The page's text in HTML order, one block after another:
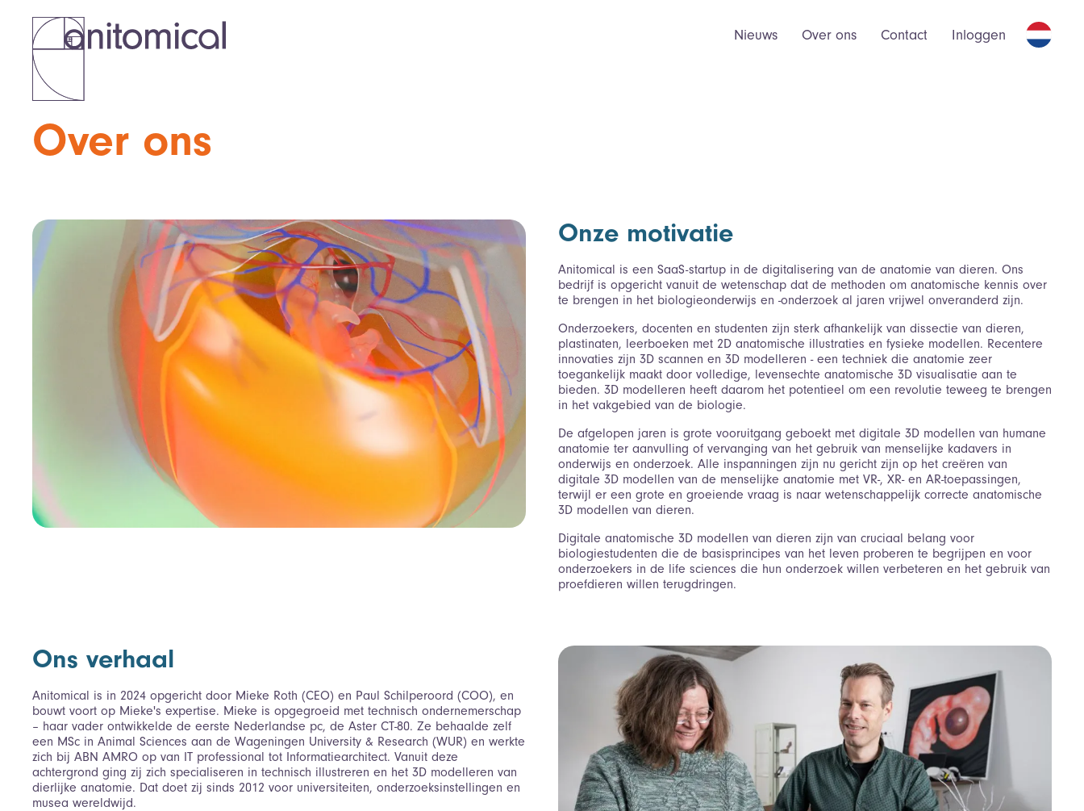
Nieuws Over ons Contact Inloggen
Over ons
Onze motivatie
Anitomical is een SaaS-startup in de digitalisering van de anatomie van dieren. Ons
bedrijf is opgericht vanuit de wetenschap dat de methoden om anatomische kennis over
te brengen in het biologieonderwijs en -onderzoek al jaren vrijwel onveranderd zijn.
Onderzoekers, docenten en studenten zijn sterk afhankelijk van dissectie van dieren,
plastinaten, leerboeken met 2D anatomische illustraties en fysieke modellen. Recentere
innovaties zijn 3D scannen en 3D modelleren - een techniek die anatomie zeer
toegankelijk maakt door volledige, levensechte anatomische 3D visualisatie aan te
bieden. 3D modelleren heeft daarom het potentieel om een ​​revolutie teweeg te brengen
in het vakgebied van de biologie.
De afgelopen jaren is grote vooruitgang geboekt met digitale 3D modellen van humane
anatomie ter aanvulling of vervanging van het gebruik van menselijke kadavers in
onderwijs en onderzoek. Alle inspanningen zijn nu gericht zijn op het creëren van
digitale 3D modellen van de menselijke anatomie met VR-, XR- en AR-toepassingen,
terwijl er een grote en groeiende vraag is naar wetenschappelijk correcte anatomische
3D modellen van dieren.
Digitale anatomische 3D modellen van dieren zijn van cruciaal belang voor
biologiestudenten die de basisprincipes van het leven proberen te begrijpen en voor
onderzoekers in de life sciences die hun onderzoek willen verbeteren en het gebruik van
proefdieren willen terugdringen.
Ons verhaal
Anitomical is in 2024 opgericht door Mieke Roth (CEO) en Paul Schilperoord (COO), en
bouwt voort op Mieke's expertise. Mieke is opgegroeid met technisch ondernemerschap
– haar vader ontwikkelde de eerste Nederlandse pc, de Aster CT-80. Ze behaalde zelf
een MSc in Animal Sciences aan de Wageningen University & Research (WUR) en werkte
zich bij ABN AMRO op van IT professional tot Informatiearchitect. Vanuit deze
achtergrond ging zij zich specialiseren in technisch illustreren en het 3D modelleren van
dierlijke anatomie. Dat doet zij sinds 2012 voor universiteiten, onderzoeksinstellingen en
musea wereldwijd.